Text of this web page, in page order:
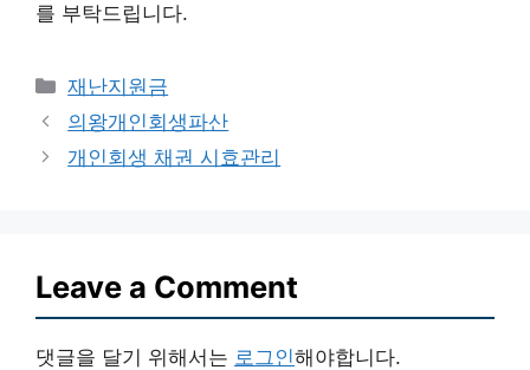
를 부탁드립니다.
Categories
재난지원금
의왕개인회생파산
개인회생 채권 시효관리
Leave a Comment
댓글을 달기 위해서는 로그인해야합니다.